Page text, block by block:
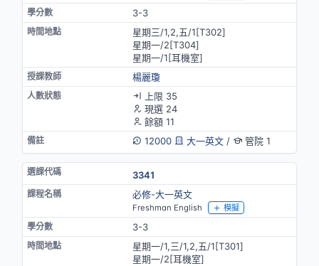
3-3
星期三/1,2,五/1[T302]
星期一/2[T304]
星期一/1[耳機室]
楊麗瓊
上限 35
現選 24
餘額 11
12000
大一英文/ 管院 1
3341
必修-大一英文
Freshman English 模擬
3-3
星期一/1,三/1,2,五/1[T301]
星期一/2[耳機室]